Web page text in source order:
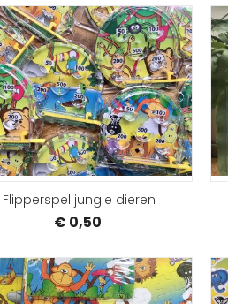
BESTELLEN
Flipperspel jungle dieren
€ 0,50